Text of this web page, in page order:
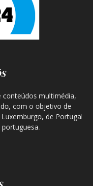
conteúdos multimédia,
com o objetivo de
de Portugal